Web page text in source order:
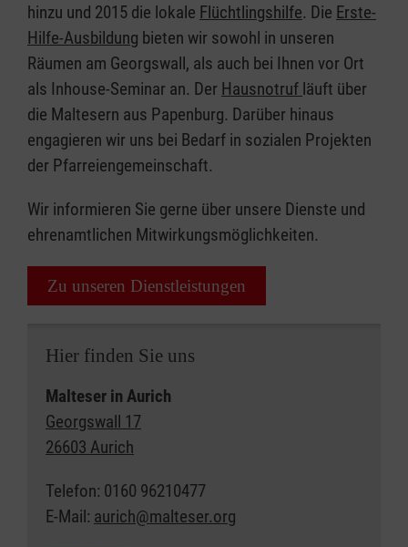
hinzu und 2015 die lokale Flüchtlingshilfe. Die Erste-
Hilfe-Ausbildung bieten wir sowohl in unseren
Räumen am Georgswall, als auch bei Ihnen vor Ort
als Inhouse-Seminar an. Der Hausnotruf läuft über
die Maltesern aus Papenburg. Darüber hinaus
engagieren wir uns bei Bedarf in sozialen Projekten
der Pfarreiengemeinschaft.
Wir informieren Sie gerne über unsere Dienste und
ehrenamtlichen Mitwirkungsmöglichkeiten.
Zu unseren Dienstleistungen
Hier finden Sie uns
Malteser in Aurich
Georgswall 17
26603 Aurich
Telefon: 0160 96210477
E-Mail: aurich@malteser.org